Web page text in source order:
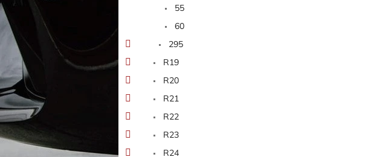
55
60
295
R19
R20
R21
R22
R23
R24